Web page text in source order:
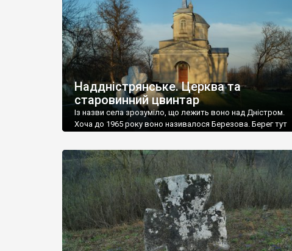
Наддністрянське. Церква та
старовинний цвинтар
Із назви села зрозуміло, що лежить воно над Дністром.
Хоча до 1965 року воно називалося Березова. Берег тут
Наддністрянське відрізняється від більшості навколишніх
сіл. У селі є мурована Михайлівська церква. Точної дати […]